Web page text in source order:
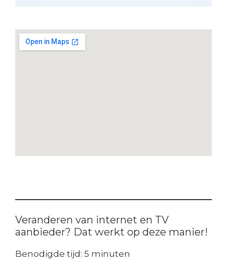
Veranderen van internet en TV
aanbieder? Dat werkt op deze manier!
Benodigde tijd: 5 minuten